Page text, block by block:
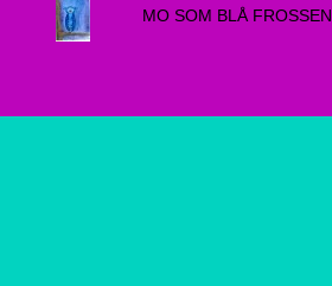
MO SOM BLÅ FROSSEN